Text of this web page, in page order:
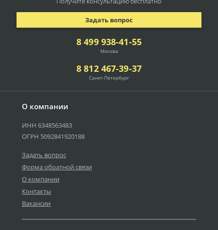
О компании
ИНН 6348563483
ОГРН 5092841920188
Задать вопрос
Форма обратной связи
О компании
Контакты
Вакансии
8 499 938-41-55
Москва
8 812 467-39-37
Санкт-Петербург
Задать вопрос